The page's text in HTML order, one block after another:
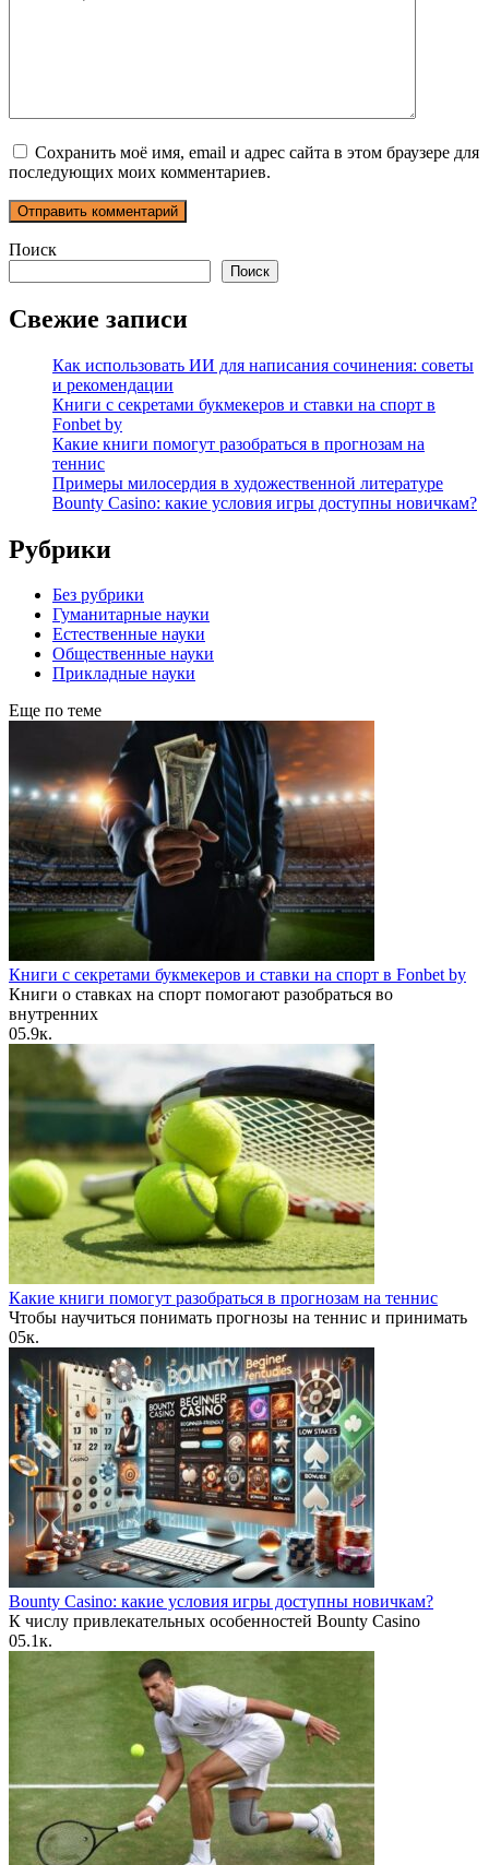
Сохранить моё имя, email и адрес сайта в этом браузере для
последующих моих комментариев.
Поиск
Поиск
Свежие записи
Как использовать ИИ для написания сочинения: советы
и рекомендации
Книги с секретами букмекеров и ставки на спорт в
Fonbet by
Какие книги помогут разобраться в прогнозам на
теннис
Примеры милосердия в художественной литературе
Bounty Casino: какие условия игры доступны новичкам?
Рубрики
Без рубрики
Гуманитарные науки
Естественные науки
Общественные науки
Прикладные науки
Еще по теме
Книги с секретами букмекеров и ставки на спорт в Fonbet by
Книги о ставках на спорт помогают разобраться во
внутренних
05.9к.
Какие книги помогут разобраться в прогнозам на теннис
Чтобы научиться понимать прогнозы на теннис и принимать
05к.
Bounty Casino: какие условия игры доступны новичкам?
К числу привлекательных особенностей Bounty Casino
05.1к.